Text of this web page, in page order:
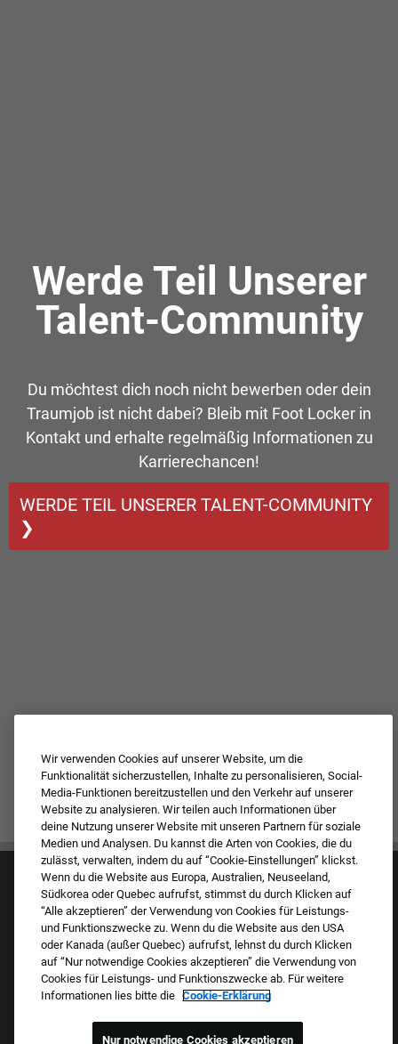
Werde Teil Unserer
Talent-Community
Du möchtest dich noch nicht bewerben oder dein
Traumjob ist nicht dabei? Bleib mit Foot Locker in
Kontakt und erhalte regelmäßig Informationen zu
Karrierechancen!
WERDE TEIL UNSERER TALENT-COMMUNITY
❯
Kultur & Werte
Unsere Marken
Unternehmen
FAQ – Häufig gestellte Fragen
Wir verwenden Cookies auf unserer Website, um die
Funktionalität sicherzustellen, Inhalte zu personalisieren, Social-
Media-Funktionen bereitzustellen und den Verkehr auf unserer
Website zu analysieren. Wir teilen auch Informationen über
deine Nutzung unserer Website mit unseren Partnern für soziale
Medien und Analysen. Du kannst die Arten von Cookies, die du
zulässt, verwalten, indem du auf “Cookie-Einstellungen” klickst.
Wenn du die Website aus Europa, Australien, Neuseeland,
Südkorea oder Quebec aufrufst, stimmst du durch Klicken auf
“Alle akzeptieren” der Verwendung von Cookies für Leistungs-
und Funktionszwecke zu. Wenn du die Website aus den USA
oder Kanada (außer Quebec) aufrufst, lehnst du durch Klicken
auf “Nur notwendige Cookies akzeptieren” die Verwendung von
Cookies für Leistungs- und Funktionszwecke ab. Für weitere
Informationen lies bitte die Cookie-Erklärung
Nur notwendige Cookies akzeptieren